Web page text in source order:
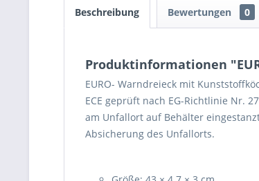
Beschreibung Bewertungen 0
Produktinformationen
EURO- Warndreieck mit
ECE geprüft nach EG-Richtlinie Nr.
am Unfallort auf Behälter
Absicherung des Unfallorts.